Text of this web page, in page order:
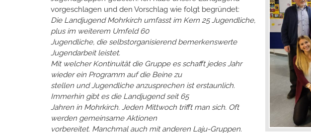
vorgeschlagen und den Vorschlag wie folgt begründet:
Die Landjugend Mohrkirch umfasst im Kern 25 Jugendliche,
plus im weiterem Umfeld 60
Jugendliche, die selbstorganisierend bemerkenswerte
Jugendarbeit leistet.
Mit welcher Kontinuität die Gruppe es schafft jedes Jahr
wieder ein Programm auf die Beine zu
stellen und Jugendliche anzusprechen ist erstaunlich.
Immerhin gibt es die Landjugend seit 65
Jahren in Mohrkirch. Jeden Mittwoch trifft man sich. Oft
werden gemeinsame Aktionen
vorbereitet. Manchmal auch mit anderen Laju-Gruppen.